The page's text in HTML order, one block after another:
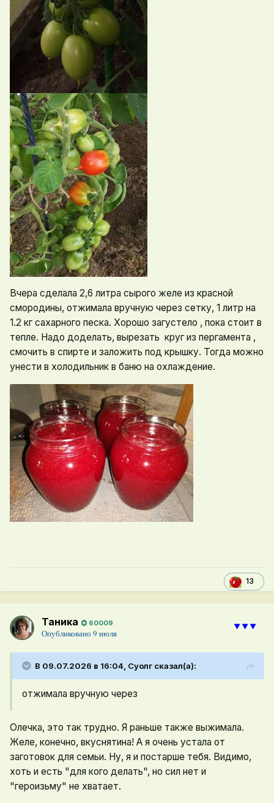
Вчера сделала 2,6 литра сырого желе из красной
смородины, отжимала вручную через сетку, 1 литр на
1.2 кг сахарного песка. Хорошо загустело , пока стоит в
тепле. Надо доделать, вырезать круг из пергамента ,
смочить в спирте и заложить под крышку. Тогда можно
унести в холодильник в баню на охлаждение.
13
Таника 60009
Опубликовано 9 июля
⯆⯆⯆
В 09.07.2026 в 16:04, Суолг сказал(а):
отжимала вручную через
Олечка, это так трудно. Я раньше также выжимала.
Желе, конечно, вкуснятина! А я очень устала от
заготовок для семьи. Ну, я и постарше тебя. Видимо,
хоть и есть "для кого делать", но сил нет и
"героизьму" не хватает.